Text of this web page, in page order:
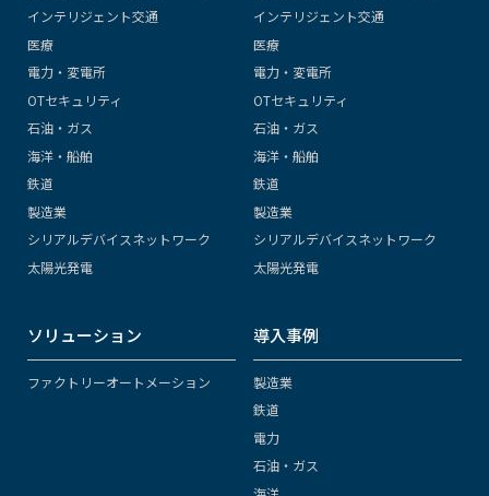
インテリジェント交通
医療
電力・変電所
OTセキュリティ
石油・ガス
海洋・船舶
鉄道
製造業
シリアルデバイスネットワーク
太陽光発電
インテリジェント交通
医療
電力・変電所
OTセキュリティ
石油・ガス
海洋・船舶
鉄道
製造業
シリアルデバイスネットワーク
太陽光発電
ソリューション
ファクトリーオートメーション
導入事例
製造業
鉄道
電力
石油・ガス